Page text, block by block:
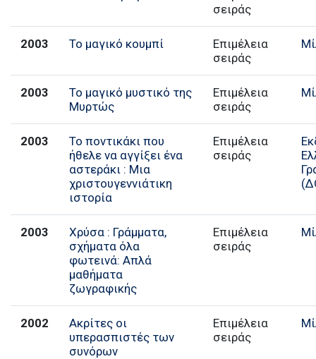
σειράς
2003 Το μαγικό κουμπί
Επιμέλεια
σειράς
2003
Το μαγικό μυστικό της
Μυρτώς
Επιμέλεια
σειράς
2003
Το ποντικάκι που
ήθελε να αγγίξει ένα
αστεράκι : Μια
χριστουγεννιάτικη
ιστορία
Επιμέλεια
σειράς
2003
Χρύσα : Γράμματα,
σχήματα όλα
φωτεινά: Απλά
μαθήματα
ζωγραφικής
Επιμέλεια
σειράς
2002
Ακρίτες οι
υπερασπιστές των
συνόρων
Επιμέλεια
σειράς